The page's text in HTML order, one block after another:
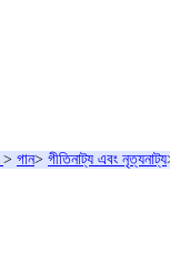
> গান> গীতিনাট্য এবং নৃত্যনাট্য